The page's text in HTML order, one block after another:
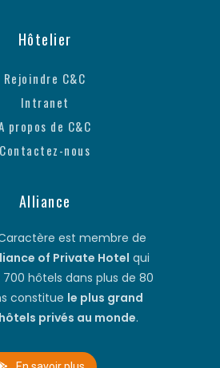
Hôtelier
Rejoindre C&C
Intranet
propos de C&C
Contactez-nous
Alliance
est membre de
of Private Hotel qui
hôtels dans plus de 80
constitue le plus grand
privés au monde.